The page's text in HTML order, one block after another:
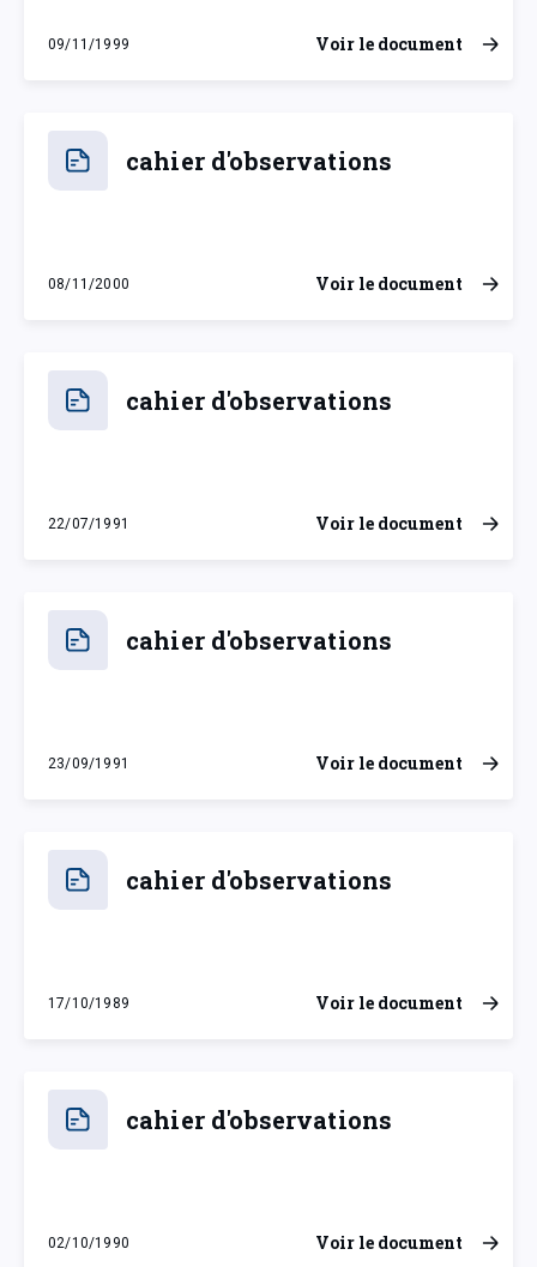
09/11/1999
mardi 9 novembre 1999
Voir le document
cahier d'observations
08/11/2000
mercredi 8 novembre 2000
Voir le document
cahier d'observations
22/07/1991
lundi 22 juillet 1991
Voir le document
cahier d'observations
23/09/1991
lundi 23 septembre 1991
Voir le document
cahier d'observations
17/10/1989
mardi 17 octobre 1989
Voir le document
cahier d'observations
02/10/1990
mardi 2 octobre 1990
Voir le document